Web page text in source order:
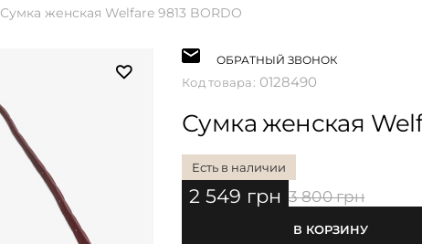
Сумка женская Welfare 9813 BORDO
ОБРАТНЫЙ ЗВОНОК
Код товара: 0128490
Сумка женская
Есть в наличии
2 549 грн 3 800 грн
В КОРЗИНУ